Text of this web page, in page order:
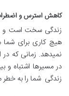
کاهش استرس و
زندگی سخت است و
هیچ کاری برای
نمیدهد. زمانی که
در مسیرها اشتباه
زندگی شما را به